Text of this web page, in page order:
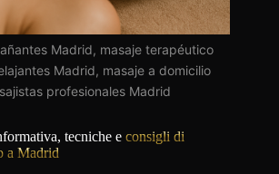
Madrid, masaje terapéutico
Madrid, masaje a domicilio
profesionales Madrid
tecniche e consigli di
a Madrid